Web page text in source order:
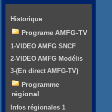
Historique
Programe AMFG-TV
1-VIDEO AMFG SNCF
2-VIDEO AMFG Modélis
3-(En direct AMFG-TV)
Programme
régional
Infos régionales 1